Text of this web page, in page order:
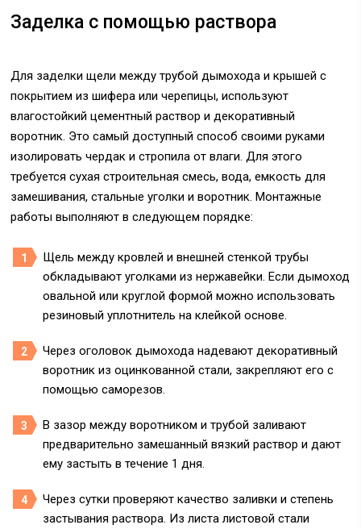
Заделка с помощью раствора
Для заделки щели между трубой дымохода и крышей с
покрытием из шифера или черепицы, используют
влагостойкий цементный раствор и декоративный
воротник. Это самый доступный способ своими руками
изолировать чердак и стропила от влаги. Для этого
требуется сухая строительная смесь, вода, емкость для
замешивания, стальные уголки и воротник. Монтажные
работы выполняют в следующем порядке:
Щель между кровлей и внешней стенкой трубы
обкладывают уголками из нержавейки. Если дымоход
овальной или круглой формой можно использовать
резиновый уплотнитель на клейкой основе.
Через оголовок дымохода надевают декоративный
воротник из оцинкованной стали, закрепляют его с
помощью саморезов.
В зазор между воротником и трубой заливают
предварительно замешанный вязкий раствор и дают
ему застыть в течение 1 дня.
Через сутки проверяют качество заливки и степень
застывания раствора. Из листа листовой стали